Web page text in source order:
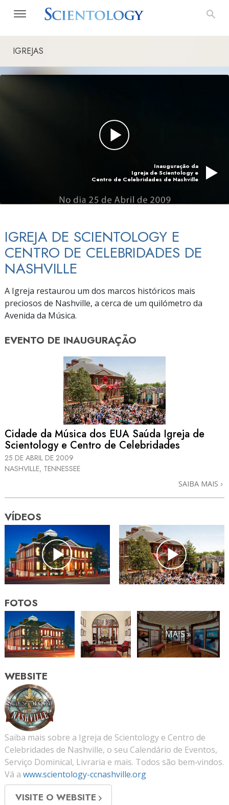
IGREJAS
Inauguração da
Igreja de Scientology e
Centro de Celebridades de Nashville
IGREJA DE SCIENTOLOGY E
CENTRO DE CELEBRIDADES DE
NASHVILLE
A Igreja restaurou um dos marcos históricos mais
preciosos de Nashville, a cerca de um quilómetro da
Avenida da Música.
EVENTO DE INAUGURAÇÃO
Cidade da Música dos EUA Saúda Igreja de
Scientology e Centro de Celebridades
25 DE ABRIL DE 2009
NASHVILLE, TENNESSEE
SAIBA MAIS
VÍDEOS
FOTOS
MAIS »
WEBSITE
Saiba mais sobre a Igreja de Scientology e Centro de
Celebridades de Nashville, o seu Calendário de Eventos,
Serviço Dominical, Livraria e mais. Todos são bem‑vindos.
Vá a www.scientology-ccnashville.org
VISITE O WEBSITE